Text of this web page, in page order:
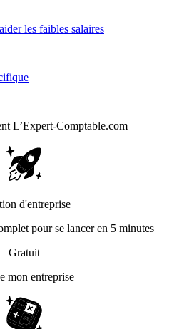
les faibles salaires
L’Expert-Comptable.com
d'entreprise
pour se lancer en 5 minutes
Gratuit
mon entreprise